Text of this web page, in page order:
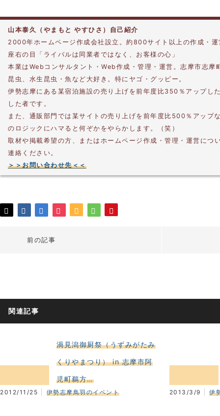
山本泰久（やまもと やすひさ）自己紹介
2000年ホームページ作成会社設立。約800サイト以上の作成・運
座右の目「ライバルは同業者ではなく、お客様の心」
本業はWebコンサルタント・Web作成・管理・運営。志摩市志摩
昆虫、水生昆虫・魚など大好き。特にヤゴ・グッピー。
伊勢志摩にある某宿泊施設の売り上げを前年度比350％アップし
した者です。
また、通販部門では某サイトの売り上げを前年度比500％アップ
のロジックにハマると何ぞかをやらかします。（笑）
取材や掲載希望の方、またはホームページ作成・管理・運営につ
連絡ください。
＞＞お問い合わせ先＜＜
前の記事
関連記事
渦見潟御厨祭（うずみがたみ
くりやまつり） in 志摩市阿
児町鵜方…
2012/11/25 伊勢志摩鳥羽のイベント 2013/3/9 伊